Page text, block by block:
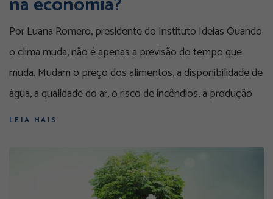
Por Luana Romero, presidente do Instituto Ideias Quando
o clima muda, não é apenas a previsão do tempo que
muda. Mudam o preço dos alimentos, a disponibilidade de
água, a qualidade do ar, o risco de incêndios, a produção
LEIA MAIS